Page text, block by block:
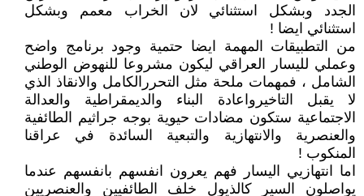
الجدد وبشكل استثنائي لان الخراب معمم وبشكل
استثنائي ايضا !
من التطبيقات المهمة ايضا حتمية وجود برنامج واضح
وعملي لليسار العراقي ليكون مشروعا للنهوض الوطني
الشامل ، فمهمات ملحة مثل التحررالكامل والانقاذ الذي
لا يقبل التاخيرواعادة البناء والديمقراطية والعدالة
الاجتماعية ستكون مضادات حيوية بوجه جراثيم الطائفية
والعنصرية والانتهازية والتبعية السائدة في عراقنا
المنكوب !
اما انتهازيي اليسار فهم يعرون انفسهم بانفسهم عندما
يواصلون السير كالذيول خلف الطائفيين والعنصريين